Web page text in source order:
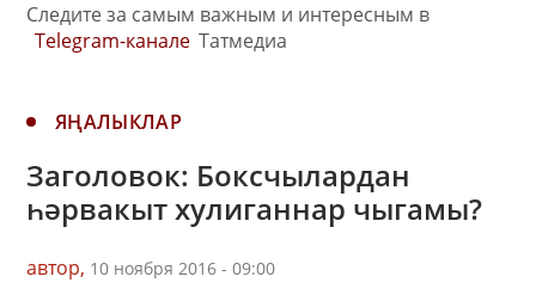
Следите за самым важным и интересным в
Telegram-канале Татмедиа
ЯҢАЛЫКЛАР
Заголовок: Боксчылардан
һәрвакыт хулиганнар чыгамы?
автор, 10 ноября 2016 - 09:00